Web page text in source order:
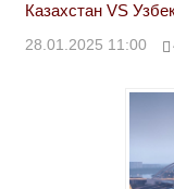
Казахстан VS
28.01.2025 11:00